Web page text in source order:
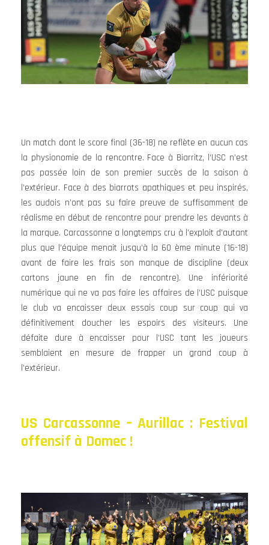
Un match dont le score final (36-18) ne reflète en aucun cas
la physionomie de la rencontre. Face à Biarritz, l’USC n’est
pas passée loin de son premier succès de la saison à
l’extérieur. Face à des biarrots apathiques et peu inspirés,
les audois n’ont pas su faire preuve de suffisamment de
réalisme en début de rencontre pour prendre les devants à
la marque. Carcassonne a longtemps cru à l’exploit d’autant
plus que l’équipe menait jusqu’à la 60 ème minute (16-18)
avant de faire les frais son manque de discipline (deux
cartons jaune en fin de rencontre). Une infériorité
numérique qui ne va pas faire les affaires de l’USC puisque
le club va encaisser deux essais coup sur coup qui va
définitivement doucher les espoirs des visiteurs. Une
défaite dure à encaisser pour l’USC tant les joueurs
semblaient en mesure de frapper un grand coup à
l’extérieur.
US Carcassonne – Aurillac : Festival
offensif à Domec !